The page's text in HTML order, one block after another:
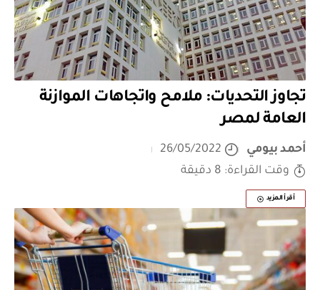
تجاوز التحديات: ملامح واتجاهات الموازنة
العامة لمصر
أحمد بيومي
26/05/2022
وقت القراءة: 8 دقيقة
أقرأ المزيد